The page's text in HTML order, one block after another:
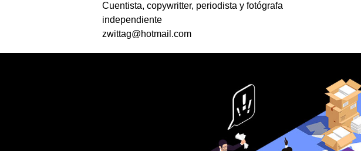
Cuentista, copywritter, periodista y fotógrafa
independiente
zwittag@hotmail.com